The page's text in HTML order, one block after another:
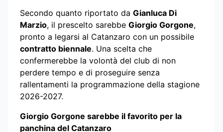
Secondo quanto riportato da Gianluca Di
Marzio, il prescelto sarebbe Giorgio Gorgone,
pronto a legarsi al Catanzaro con un possibile
contratto biennale. Una scelta che
confermerebbe la volontà del club di non
perdere tempo e di proseguire senza
rallentamenti la programmazione della stagione
2026-2027.
Giorgio Gorgone sarebbe il favorito per la
panchina del Catanzaro